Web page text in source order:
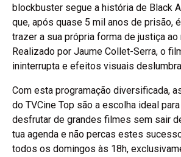
blockbuster segue a história de Black
que, após quase 5 mil anos de prisão,
trazer a sua própria forma de justiça ao
Realizado por Jaume Collet-Serra, o
ininterrupta e efeitos visuais
Com esta programação diversificada,
do TVCine Top são a escolha ideal
desfrutar de grandes filmes sem sair
tua agenda e não percas estes
todos os domingos às 18h,